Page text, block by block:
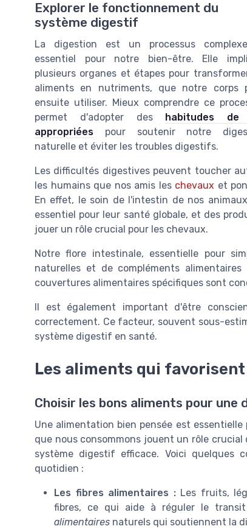
Explorer le fonctionnement du
système digestif
La digestion est un processus
essentiel pour notre bien-être. Elle
plusieurs organes et étapes pour
aliments en nutriments, que notre corps
ensuite utiliser. Mieux comprendre ce
permet d'adopter des habitudes de
appropriées pour soutenir notre
naturelle et éviter les troubles digestifs.
Les difficultés digestives peuvent toucher
les humains que nos amis les chevaux et
En effet, le soin de l'intestin de nos
essentiel pour leur santé globale, et des
jouer un rôle crucial pour les chevaux.
Notre flore intestinale, essentielle pour
naturelles et de compléments
couvertures alimentaires spécifiques sont
Il est également important d'être
correctement. Ce facteur, souvent sous-
système digestif en santé.
Les aliments qui
Choisir les bons aliments pour une
Une alimentation bien pensée est
que nous consommons jouent un rôle
système digestif efficace. Voici quelques
quotidien :
Les fibres alimentaires :Les fruits,
fibres, ce qui aide à réguler le
alimentaires naturels qui soutiennent la